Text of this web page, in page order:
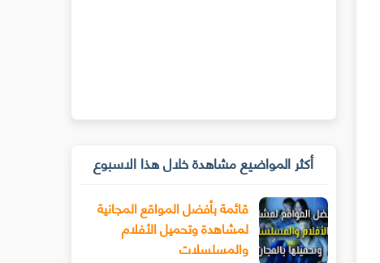
أكثر المواضيع مشاهدة خلال هذا الاسبوع
قائمة بأفضل المواقع المجانية
لمشاهدة وتحميل الأفلام
والمسلسلات